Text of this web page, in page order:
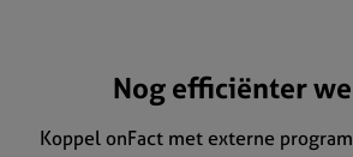
Nog efficiënter
Koppel onFact met externe